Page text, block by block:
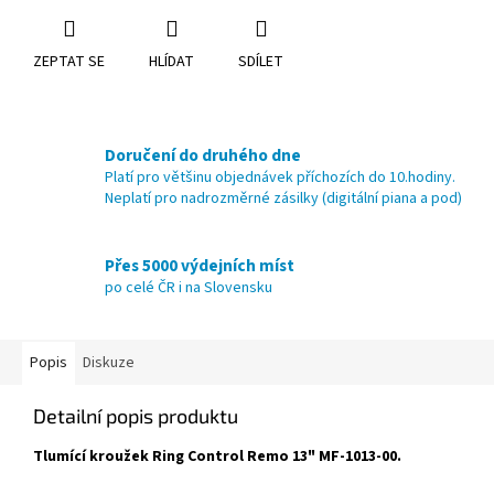
ZEPTAT SE HLÍDAT SDÍLET
Doručení do druhého dne
Platí pro většinu objednávek příchozích do 10.hodiny.
Neplatí pro nadrozměrné zásilky (digitální piana a pod)
Přes 5000 výdejních míst
po celé ČR i na Slovensku
Popis Diskuze
Detailní popis produktu
Tlumící kroužek Ring Control Remo 13" MF-1013-00.